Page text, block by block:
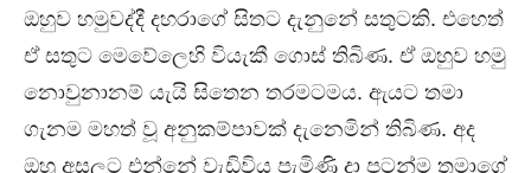
ඔහුව හමුවද්දී දහරාගේ සිතට දැනුනේ සතුටකි. එහෙත්
ඒ සතුට මෙවේලෙහි වියැකී ගොස් තිබිණ. ඒ ඔහුව හමු
නොවුනානම් යැයි සිතෙන තරමටමය. ඇයට තමා
ගැනම මහත් වූ අනුකම්පාවක් දැනෙමින් තිබිණ. අද
ඔහු අසලට එන්නේ වැඩිවිය පැමිණි දා පටන්ම තමාගේ